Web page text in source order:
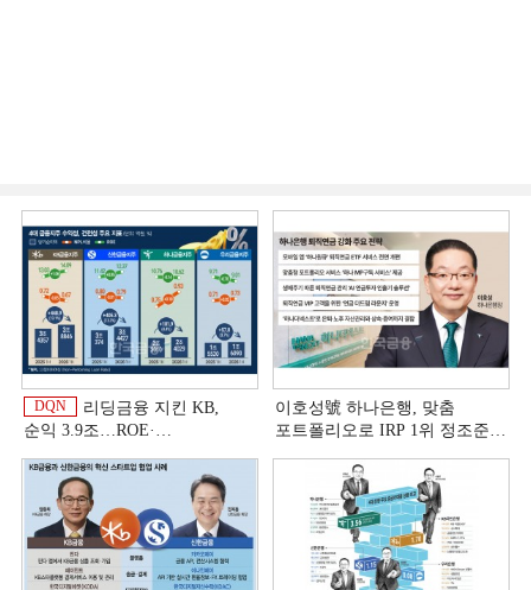
DQN
리딩금융 지킨 KB,
순익 3.9조…ROE·
상반기 금융 리그테이블]
이호성號 하나은행, 맞춤
포트폴리오로 IRP 1위 정조준